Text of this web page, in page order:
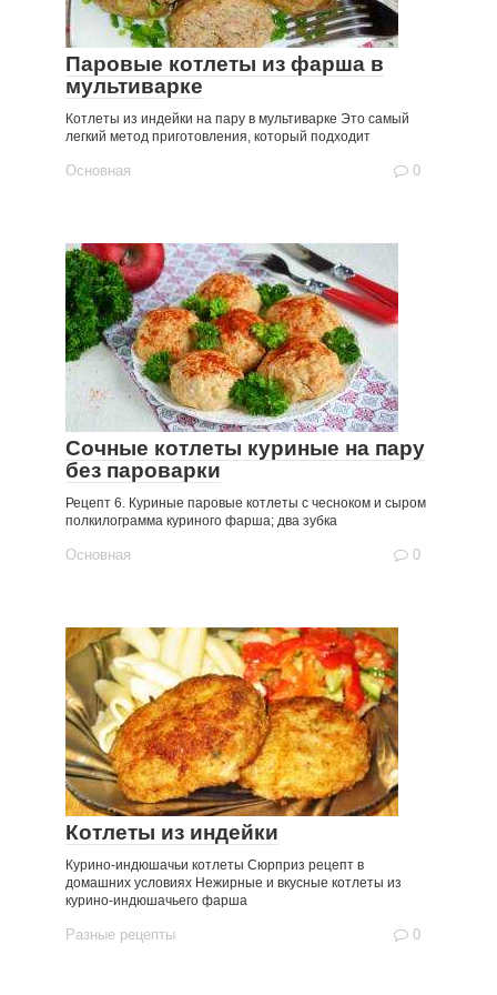
Паровые котлеты из фарша в
мультиварке
Котлеты из индейки на пару в мультиварке Это самый
легкий метод приготовления, который подходит
Основная 0
Сочные котлеты куриные на пару
без пароварки
Рецепт 6. Куриные паровые котлеты с чесноком и сыром
полкилограмма куриного фарша; два зубка
Основная 0
Котлеты из индейки
Курино-индюшачьи котлеты Сюрприз рецепт в
домашних условиях Нежирные и вкусные котлеты из
курино-индюшачьего фарша
Разные рецепты 0